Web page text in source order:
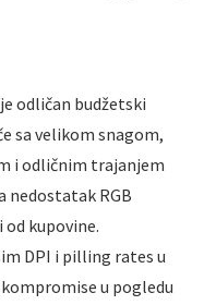
odličan budžetski
sa velikom snagom,
i odličnim trajanjem
nedostatak RGB
od kupovine.
DPI i pilling rates u
u pogledu